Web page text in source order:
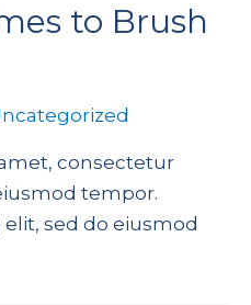
to Brush
consectetur
tempor.
sed do eiusmod